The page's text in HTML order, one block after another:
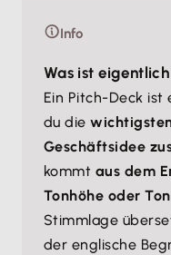
Info
Was ist
Ein Pitch-Deck ist
du die
Geschäftsidee
kommt aus dem
Tonhöhe oder
Stimmlage
der englische